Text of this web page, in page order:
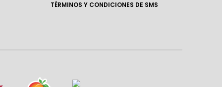
TÉRMINOS Y CONDICIONES DE SMS